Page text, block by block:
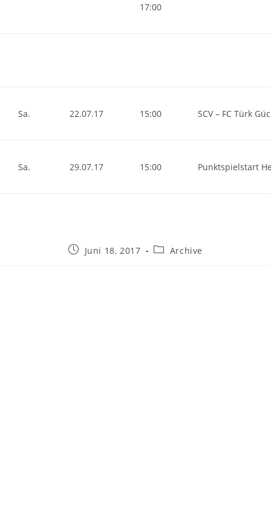
17:00
Sa. 22.07.17 15:00 SCV – FC Türk
Sa. 29.07.17 15:00 Punktspielstart
BeitragJuni 18, 2017
Beitrags-
Archive